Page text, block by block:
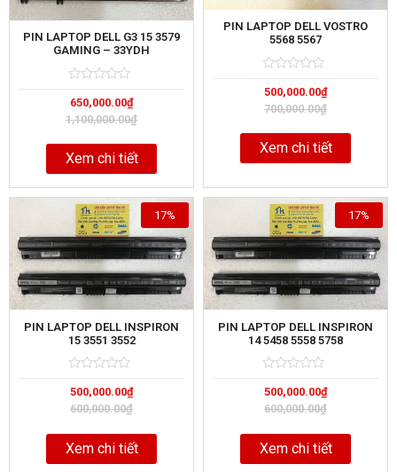
PIN LAPTOP DELL G3 15 3579
GAMING – 33YDH
0
out
of
1,100,000.00₫
650,000.00₫
Xem chi tiết
PIN LAPTOP DELL VOSTRO
5568 5567
0
out
of
700,000.00₫
500,000.00₫
Xem chi tiết
PIN LAPTOP DELL INSPIRON
15 3551 3552
0
out
of
600,000.00₫
500,000.00₫
17%
Xem chi tiết
PIN LAPTOP DELL INSPIRON
14 5458 5558 5758
0
out
of
600,000.00₫
500,000.00₫
17%
Xem chi tiết